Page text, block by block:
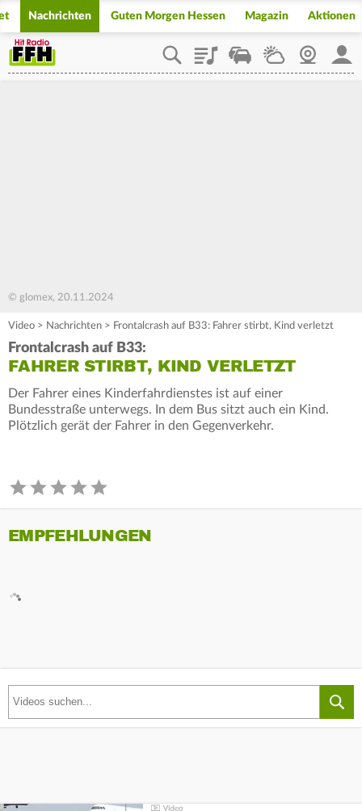
Nachrichten Guten Morgen Hessen Magazin Aktionen
PlaylistStaupilotWetterWebcam
© glomex, 20.11.2024
Video > Nachrichten > Frontalcrash auf B33: Fahrer stirbt, Kind verletzt
Frontalcrash auf B33:
FAHRER STIRBT, KIND VERLETZT
Der Fahrer eines Kinderfahrdienstes ist auf einer
Bundesstraße unterwegs. In dem Bus sitzt auch ein Kind.
Plötzlich gerät der Fahrer in den Gegenverkehr.
EMPFEHLUNGEN